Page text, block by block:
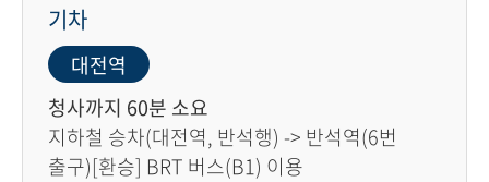
기차
대전역
청사까지 60분 소요
지하철 승차(대전역, 반석행) -> 반석역(6번
출구)[환승] BRT 버스(B1) 이용